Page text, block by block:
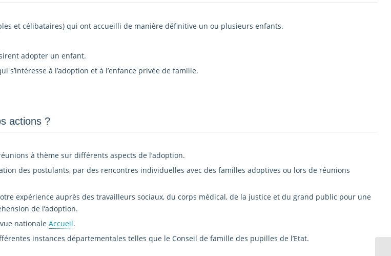
et célibataires) qui ont accueilli de manière définitive un ou plusieurs enfants.
adopter un enfant.
s’intéresse à l’adoption et à l’enfance privée de famille.
actions ?
à thème sur différents aspects de l’adoption.
des postulants, par des rencontres individuelles avec des familles adoptives ou lors de réunions
expérience auprès des travailleurs sociaux, du corps médical, de la justice et du grand public pour une
de l’adoption.
nationale Accueil.
instances départementales telles que le Conseil de famille des pupilles de l’Etat.